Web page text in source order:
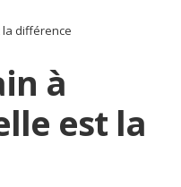
la différence
à
est la